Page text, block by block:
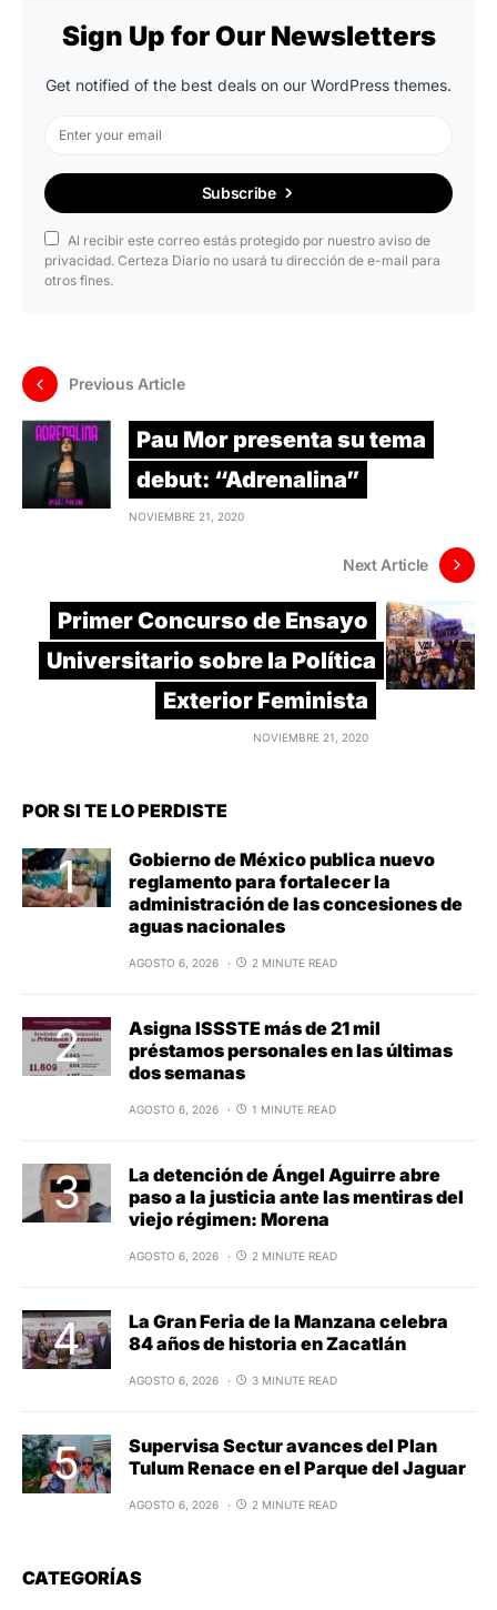
Sign Up for Our Newsletters
Get notified of the best deals on our WordPress themes.
Subscribe
Al recibir este correo estás protegido por nuestro aviso de
privacidad. Certeza Diario no usará tu dirección de e-mail para
otros fines.
Previous Article
Pau Mor presenta su tema
debut: “Adrenalina”
NOVIEMBRE 21, 2020
Next Article
Primer Concurso de Ensayo
Universitario sobre la Política
Exterior Feminista
NOVIEMBRE 21, 2020
POR SI TE LO PERDISTE
Gobierno de México publica nuevo
reglamento para fortalecer la
administración de las concesiones de
aguas nacionales
AGOSTO 6, 2026 2 MINUTE READ
Asigna ISSSTE más de 21 mil
préstamos personales en las últimas
dos semanas
AGOSTO 6, 2026 1 MINUTE READ
La detención de Ángel Aguirre abre
paso a la justicia ante las mentiras del
viejo régimen: Morena
AGOSTO 6, 2026 2 MINUTE READ
La Gran Feria de la Manzana celebra
84 años de historia en Zacatlán
AGOSTO 6, 2026 3 MINUTE READ
Supervisa Sectur avances del Plan
Tulum Renace en el Parque del Jaguar
AGOSTO 6, 2026 2 MINUTE READ
CATEGORÍAS